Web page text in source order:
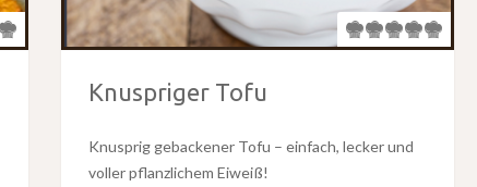
Knuspriger Tofu
Knusprig gebackener Tofu – einfach, lecker und
voller pflanzlichem Eiweiß!